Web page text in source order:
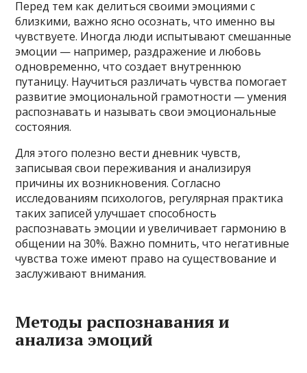
Перед тем как делиться своими эмоциями с
близкими, важно ясно осознать, что именно вы
чувствуете. Иногда люди испытывают смешанные
эмоции — например, раздражение и любовь
одновременно, что создает внутреннюю
путаницу. Научиться различать чувства помогает
развитие эмоциональной грамотности — умения
распознавать и называть свои эмоциональные
состояния.
Для этого полезно вести дневник чувств,
записывая свои переживания и анализируя
причины их возникновения. Согласно
исследованиям психологов, регулярная практика
таких записей улучшает способность
распознавать эмоции и увеличивает гармонию в
общении на 30%. Важно помнить, что негативные
чувства тоже имеют право на существование и
заслуживают внимания.
Методы распознавания и
анализа эмоций